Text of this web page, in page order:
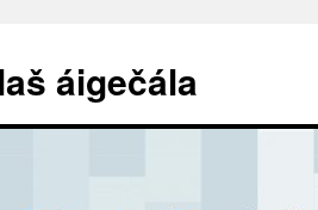
áigečála